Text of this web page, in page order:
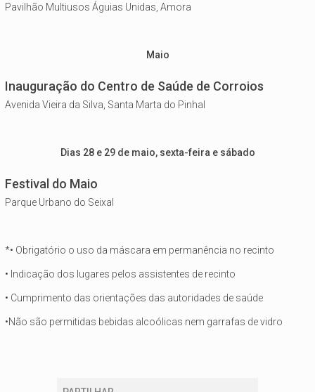
Pavilhão Multiusos Águias Unidas, Amora
Maio
Inauguração do Centro de Saúde de Corroios
Avenida Vieira da Silva, Santa Marta do Pinhal
Dias 28 e 29 de maio, sexta-feira e sábado
Festival do Maio
Parque Urbano do Seixal
*• Obrigatório o uso da máscara em permanência no recinto
• Indicação dos lugares pelos assistentes de recinto
• Cumprimento das orientações das autoridades de saúde
•Não são permitidas bebidas alcoólicas nem garrafas de vidro